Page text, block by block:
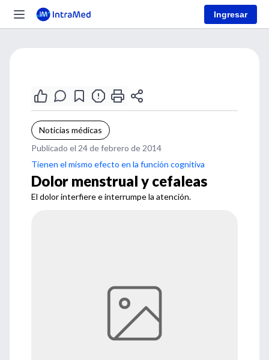
Ingresar
Noticias médicas
Publicado el 24 de febrero de 2014
Tienen el mismo efecto en la función cognitiva
Dolor menstrual y cefaleas
El dolor interfiere e interrumpe la atención.